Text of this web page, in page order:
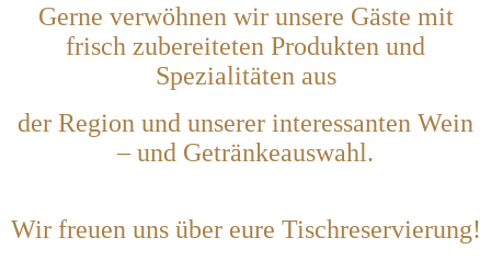
Gerne verwöhnen wir unsere Gäste mit
frisch zubereiteten Produkten und
Spezialitäten aus
der Region und unserer interessanten Wein
– und Getränkeauswahl.
Wir freuen uns über eure Tischreservierung!